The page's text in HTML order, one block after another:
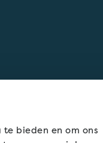
bieden en om ons